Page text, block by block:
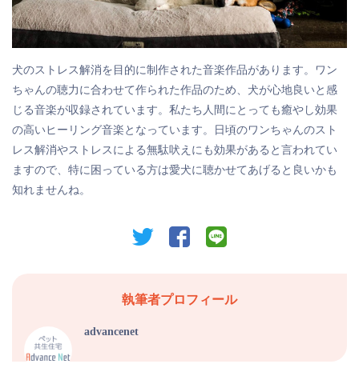
犬のストレス解消を目的に制作された音楽作品があります。ワン
ちゃんの聴力に合わせて作られた作品のため、犬が心地良いと感
じる音楽が収録されています。私たち人間にとっても癒やし効果
の高いヒーリング音楽となっています。日頃のワンちゃんのスト
レス解消やストレスによる無駄吠えにも効果があると言われてい
ますので、特に困っている方は愛犬に聴かせてあげると良いかも
知れませんね。
twitter facebook
執筆者プロフィール
advancenet